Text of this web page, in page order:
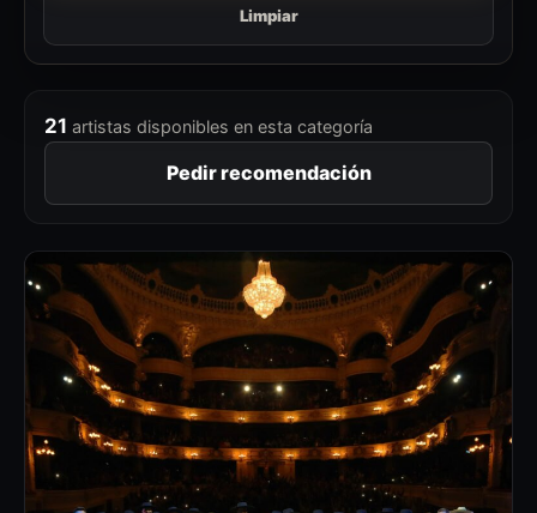
Limpiar
21 artistas disponibles en esta categoría
Pedir recomendación
B